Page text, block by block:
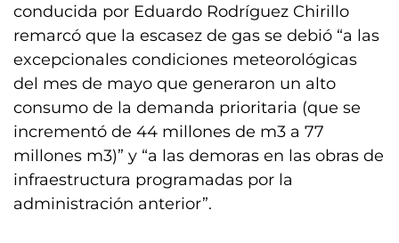
conducida por Eduardo Rodríguez Chirillo
remarcó que la escasez de gas se debió “a las
excepcionales condiciones meteorológicas
del mes de mayo que generaron un alto
consumo de la demanda prioritaria (que se
incrementó de 44 millones de m3 a 77
millones m3)” y “a las demoras en las obras de
infraestructura programadas por la
administración anterior”.